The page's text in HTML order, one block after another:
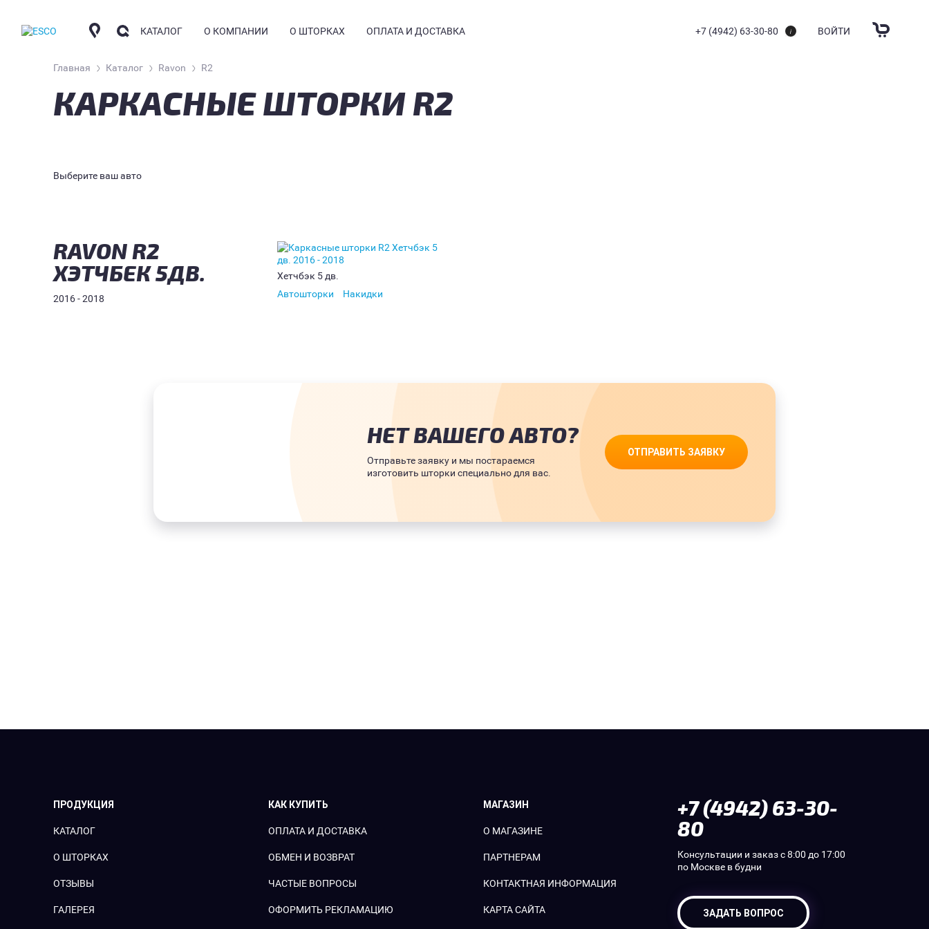
КАТАЛОГ О КОМПАНИИ
КОМПАНИЯ
О ШТОРКАХ
КОНСТРУКЦИЯ
БЛОГ
ОПЛАТА И ДОСТАВКА +7 (4942) 63-30-80 ВОЙТИ
Главная Каталог Ravon R2
КАРКАСНЫЕ ШТОРКИ R2
Выберите ваш авто
RAVON R2
ХЭТЧБЕК 5ДВ.
2016 - 2018
Хетчбэк 5 дв.
Автошторки
Накидки
НЕТ ВАШЕГО АВТО?
Отправьте заявку и мы постараемся
изготовить шторки специально для вас.
ОТПРАВИТЬ ЗАЯВКУ
ПРОДУКЦИЯ
КАТАЛОГ
О ШТОРКАХ
ОТЗЫВЫ
ГАЛЕРЕЯ
КАК КУПИТЬ
ОПЛАТА И ДОСТАВКА
ОБМЕН И ВОЗВРАТ
ЧАСТЫЕ ВОПРОСЫ
ОФОРМИТЬ РЕКЛАМАЦИЮ
МАГАЗИН
О МАГАЗИНЕ
ПАРТНЕРАМ
КОНТАКТНАЯ ИНФОРМАЦИЯ
КАРТА САЙТА
+7 (4942) 63-30-
80
Консультации и заказ с 8:00 до 17:00
по Москве в будни
ЗАДАТЬ ВОПРОС